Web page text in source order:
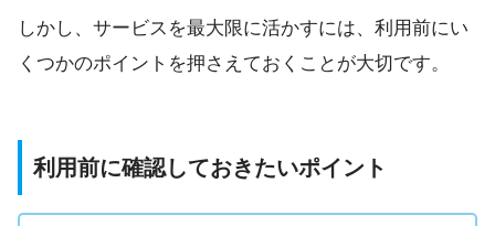
しかし、サービスを最大限に活かすには、利用前にい
くつかのポイントを押さえておくことが大切です。
利用前に確認しておきたいポイント